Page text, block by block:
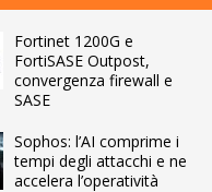
Fortinet 1200G e
FortiSASE Outpost,
convergenza firewall e
SASE
Sophos: l’AI comprime i
tempi degli attacchi e ne
accelera l’operatività